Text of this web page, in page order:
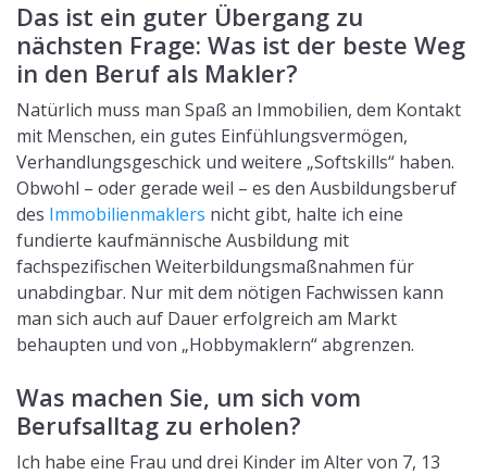
Das ist ein guter Übergang zu
nächsten Frage: Was ist der beste Weg
in den Beruf als Makler?
Natürlich muss man Spaß an Immobilien, dem Kontakt
mit Menschen, ein gutes Einfühlungsvermögen,
Verhandlungsgeschick und weitere „Softskills“ haben.
Obwohl – oder gerade weil – es den Ausbildungsberuf
des Immobilienmaklers nicht gibt, halte ich eine
fundierte kaufmännische Ausbildung mit
fachspezifischen Weiterbildungsmaßnahmen für
unabdingbar. Nur mit dem nötigen Fachwissen kann
man sich auch auf Dauer erfolgreich am Markt
behaupten und von „Hobbymaklern“ abgrenzen.
Was machen Sie, um sich vom
Berufsalltag zu erholen?
Ich habe eine Frau und drei Kinder im Alter von 7, 13